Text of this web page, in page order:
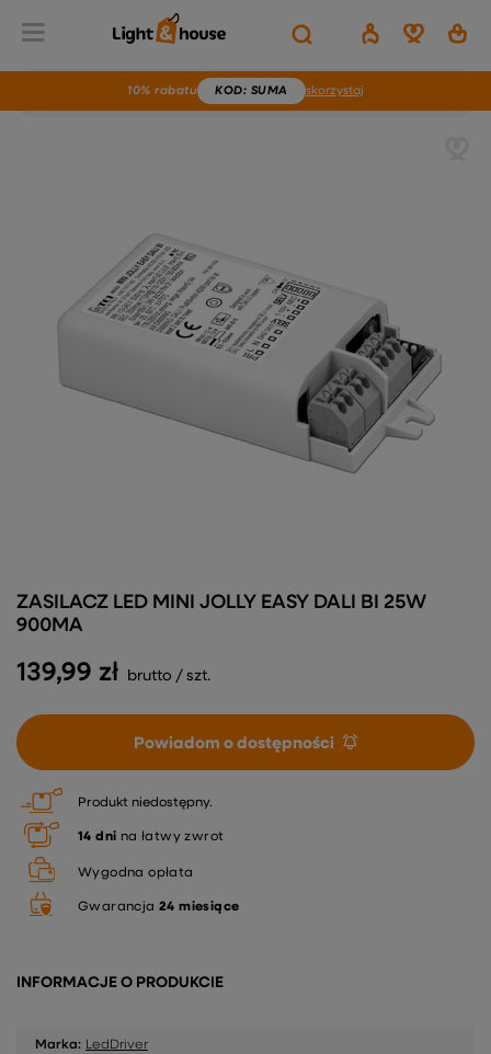
10% rabatu KOD: SUMA skorzystaj
139,99 zł brutto / szt.
Powiadom o dostępności
ZASILACZ LED MINI JOLLY EASY DALI BI 25W
900MA
Produkt niedostępny
14 dni na łatwy zwrot
Wygodna opłata
Gwarancja 24 miesiące
INFORMACJE O PRODUKCIE
Marka: LedDriver